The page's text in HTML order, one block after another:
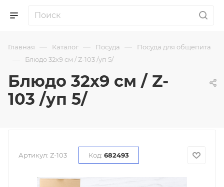
Главная — Каталог — Посуда — Посуда для общепита
— Блюдо 32х9 см / Z-103 /уп 5/
Блюдо 32х9 см / Z-
103 /уп 5/
Артикул: Z-103 Код: 682493